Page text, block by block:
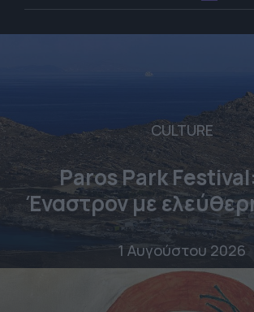
CULTURE
Paros Park
Έναστρον με
1 Αυγούστου 2026